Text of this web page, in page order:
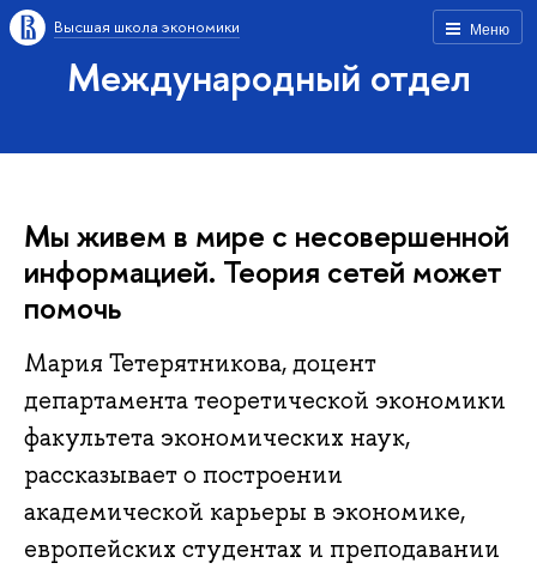
Меню
Высшая школа экономики
Международный отдел
Мы живем в мире с несовершенной
информацией. Теория сетей может
помочь
Мария Тетерятникова, доцент
департамента теоретической экономики
факультета экономических наук,
рассказывает о построении
академической карьеры в экономике,
европейских студентах и преподавании